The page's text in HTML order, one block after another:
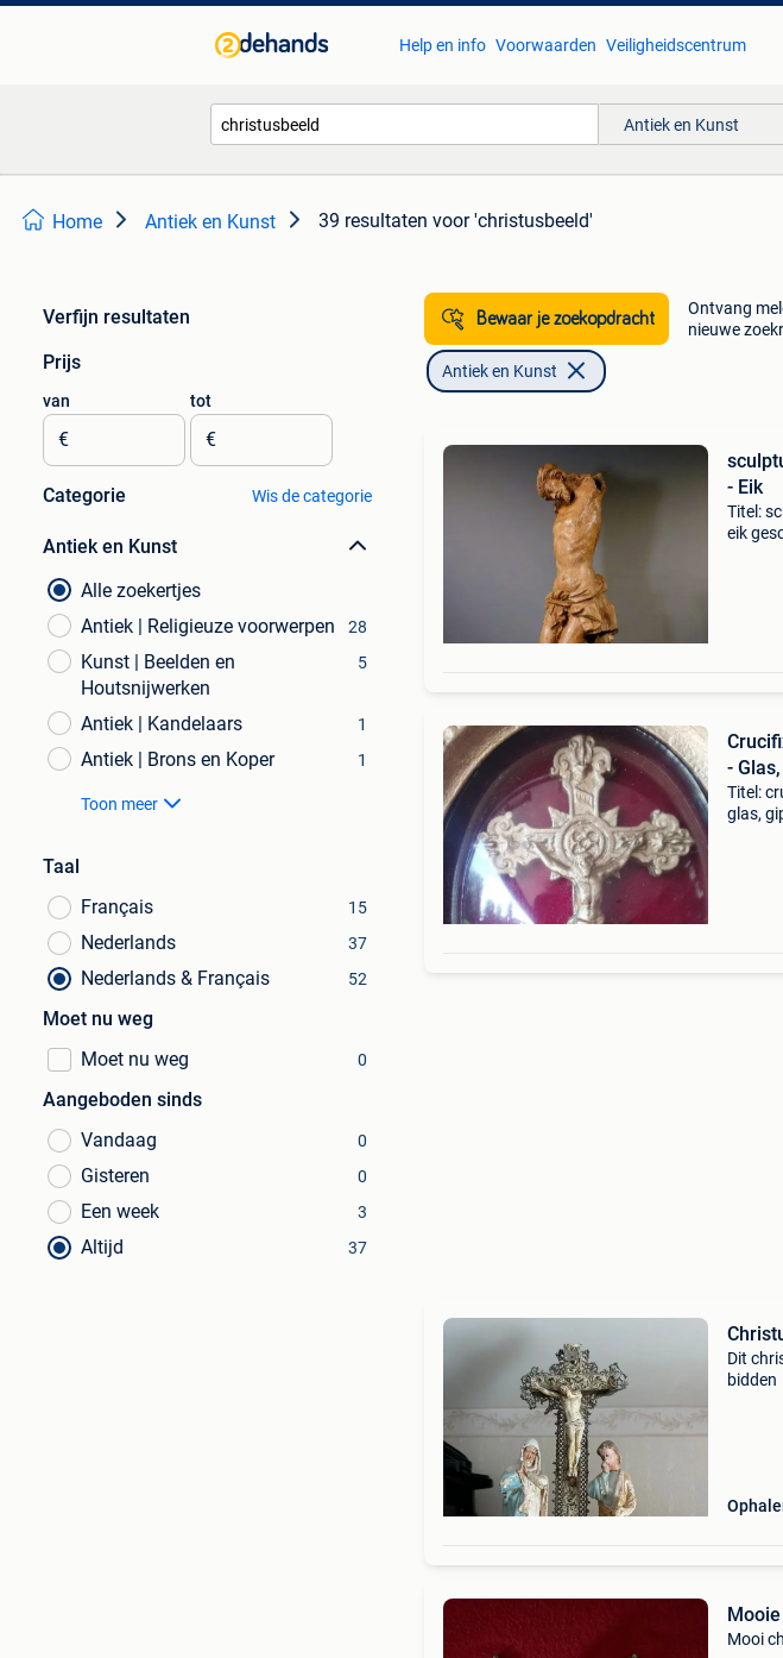
Help en info Voorwaarden Veiligheidscentrum
Antiek en Kunst
Home Antiek en Kunst 39 resultaten voor 'christusbeeld'
Verfijn resultaten
Prijs
van
€
tot
€
Categorie Wis de categorie
Antiek en Kunst
Alle zoekertjes
Antiek | Religieuze voorwerpen
28
Kunst | Beelden en
Houtsnijwerken
5
Antiek | Kandelaars 1
Antiek | Brons en Koper 1
Toon meer
Taal
Français
15
Nederlands 37
Nederlands & Français 52
Moet nu weg
Moet nu weg
0
Aangeboden sinds
Vandaag
0
Gisteren 0
Een week 3
Altijd 37
Bewaar je zoekopdracht
Ontvang
nieuwe
Antiek en Kunst
- Eik
Titel:
eik
-
Titel:
glas,
Dit
bidden
Mooi